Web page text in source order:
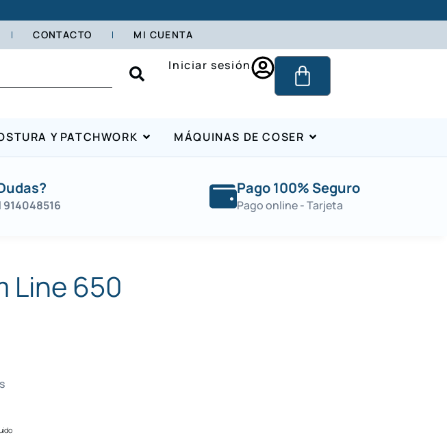
CONTACTO MI CUENTA
Iniciar sesión
Y PATCHWORK MÁQUINAS DE COSER
914048516
Pago 100% Seguro
Pago online - Tarjeta
Line 650